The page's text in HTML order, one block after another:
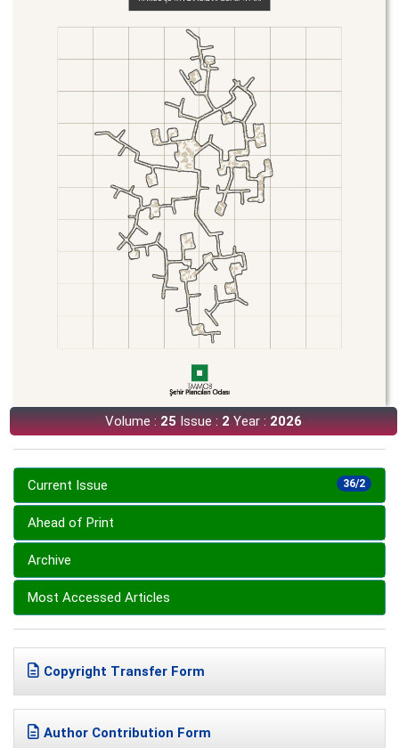
Volume :25Issue :2Year :2026
36/2
Current Issue
Ahead of Print
Archive
Most Accessed Articles
Copyright Transfer Form
Author Contribution Form